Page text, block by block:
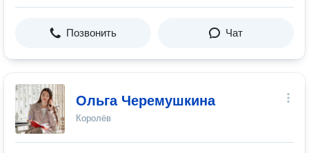
Позвонить Чат
Ольга Черемушкина
Королёв